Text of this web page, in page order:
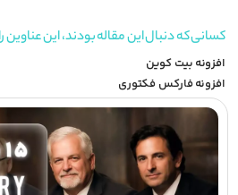
کسانی که دنبال این مقاله بودند، این
افزونه بیت کوین
افزونه فارکس فکتوری